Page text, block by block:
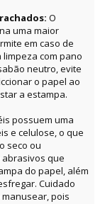
O
uma maior
em caso de
com pano
neutro, evite
o papel ao
a estampa.
possuem uma
e celulose, o que
seco ou
que
do papel, além
Cuidado
pois